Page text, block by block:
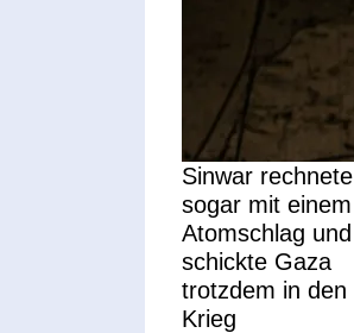
Sinwar rechnete
sogar mit einem
Atomschlag und
schickte Gaza
trotzdem in den
Krieg